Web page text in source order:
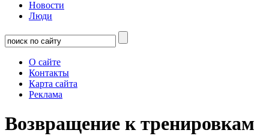
Новости
Люди
О сайте
Контакты
Карта сайта
Реклама
Возвращение к тренировкам